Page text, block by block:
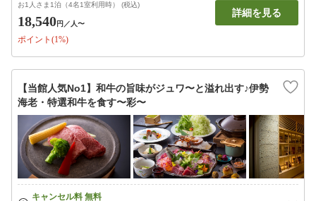
お1人さま1泊（4名1室利用時） (税込)
18,540円 ／人〜
ポイント(1%)
詳細を見る
【当館人気No1】和牛の旨味がジュワ〜と溢れ出す♪伊勢
海老・特選和牛を食す〜彩〜